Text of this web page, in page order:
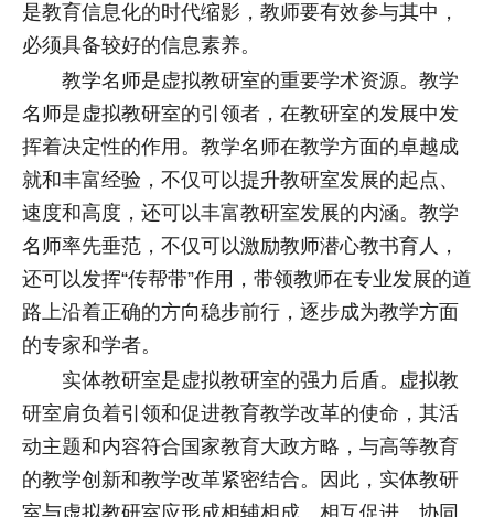
是教育信息化的时代缩影，教师要有效参与其中，
必须具备较好的信息素养。
教学名师是虚拟教研室的重要学术资源。教学
名师是虚拟教研室的引领者，在教研室的发展中发
挥着决定性的作用。教学名师在教学方面的卓越成
就和丰富经验，不仅可以提升教研室发展的起点、
速度和高度，还可以丰富教研室发展的内涵。教学
名师率先垂范，不仅可以激励教师潜心教书育人，
还可以发挥“传帮带”作用，带领教师在专业发展的道
路上沿着正确的方向稳步前行，逐步成为教学方面
的专家和学者。
实体教研室是虚拟教研室的强力后盾。虚拟教
研室肩负着引领和促进教育教学改革的使命，其活
动主题和内容符合国家教育大政方略，与高等教育
的教学创新和教学改革紧密结合。因此，实体教研